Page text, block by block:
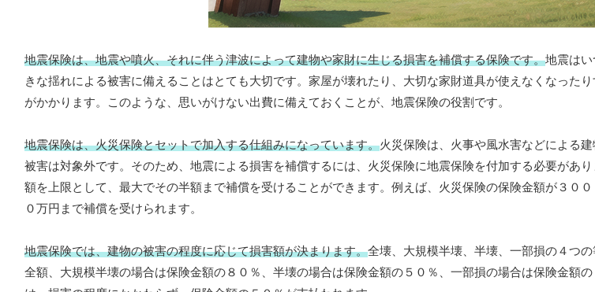
地震保険は、地震や噴火、それに伴う津波によって建物や家財に生じる損害を補償する保険です。地震は
きな揺れによる被害に備えることはとても大切です。家屋が壊れたり、大切な家財道具が使えなくなった
がかかります。このような、思いがけない出費に備えておくことが、地震保険の役割です。
地震保険は、火災保険とセットで加入する仕組みになっています。火災保険は、火事や風水害などによる
被害は対象外です。そのため、地震による損害を補償するには、火災保険に地震保険を付加する必要があ
額を上限として、最大でその半額まで補償を受けることができます。例えば、火災保険の保険金額が３０
０万円まで補償を受けられます。
地震保険では、建物の被害の程度に応じて損害額が決まります。全壊、大規模半壊、半壊、一部損の４つ
全額、大規模半壊の場合は保険金額の８０％、半壊の場合は保険金額の５０％、一部損の場合は保険金額